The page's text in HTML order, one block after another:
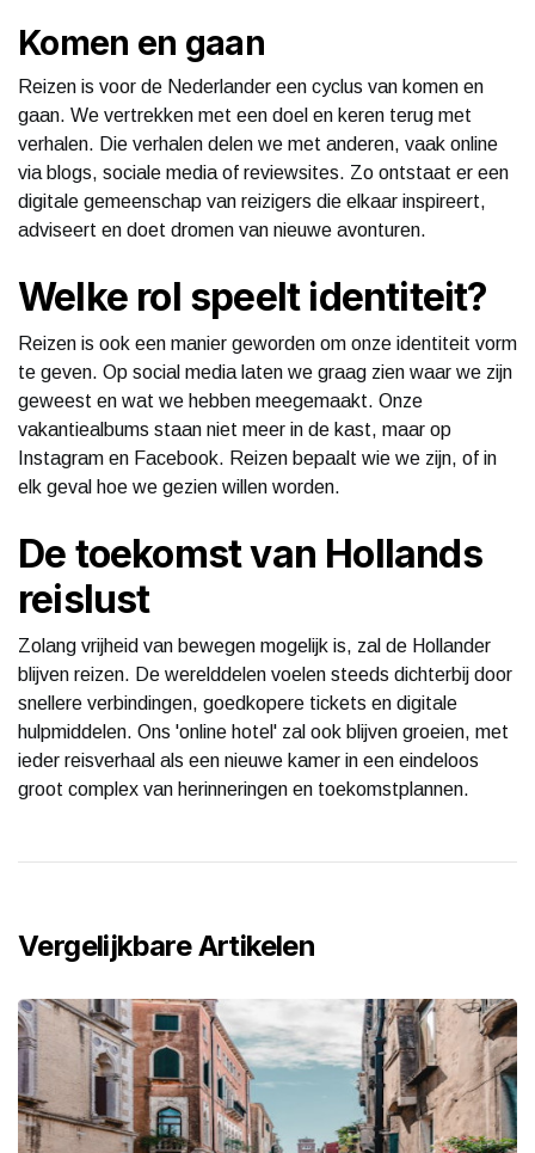
Komen en gaan
Reizen is voor de Nederlander een cyclus van komen en
gaan. We vertrekken met een doel en keren terug met
verhalen. Die verhalen delen we met anderen, vaak online
via blogs, sociale media of reviewsites. Zo ontstaat er een
digitale gemeenschap van reizigers die elkaar inspireert,
adviseert en doet dromen van nieuwe avonturen.
Welke rol speelt identiteit?
Reizen is ook een manier geworden om onze identiteit vorm
te geven. Op social media laten we graag zien waar we zijn
geweest en wat we hebben meegemaakt. Onze
vakantiealbums staan niet meer in de kast, maar op
Instagram en Facebook. Reizen bepaalt wie we zijn, of in
elk geval hoe we gezien willen worden.
De toekomst van Hollands
reislust
Zolang vrijheid van bewegen mogelijk is, zal de Hollander
blijven reizen. De werelddelen voelen steeds dichterbij door
snellere verbindingen, goedkopere tickets en digitale
hulpmiddelen. Ons 'online hotel' zal ook blijven groeien, met
ieder reisverhaal als een nieuwe kamer in een eindeloos
groot complex van herinneringen en toekomstplannen.
Vergelijkbare Artikelen